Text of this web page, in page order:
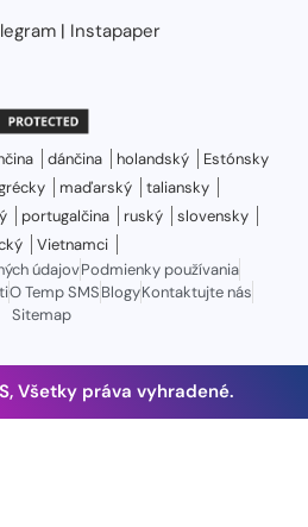
| Instapaper
dánčina holandský
Estónsky
maďarský
taliansky
portugalčina ruský
slovensky
Vietnamci
údajovPodmienky používania
O Temp SMSBlogyKontaktujte nás
Sitemap
Všetky práva vyhradené.